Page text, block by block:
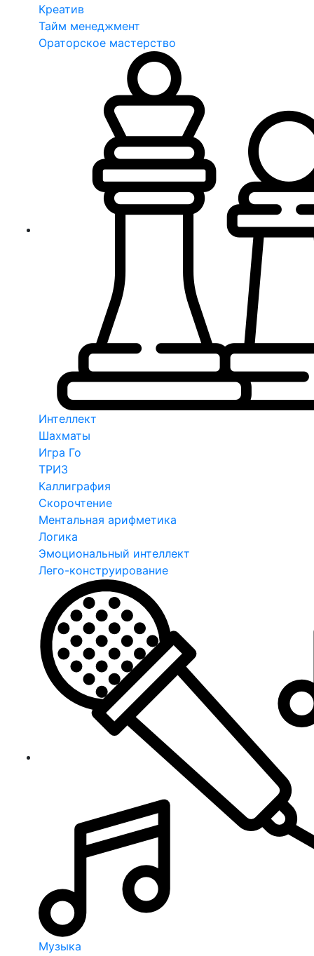
Креатив
Тайм менеджмент
Ораторское мастерство
Интеллект
Шахматы
Игра Го
ТРИЗ
Каллиграфия
Скорочтение
Ментальная арифметика
Логика
Эмоциональный интеллект
Лего-конструирование
Музыка